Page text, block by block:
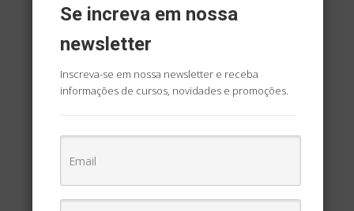
Se increva em nossa
newsletter
Inscreva-se em nossa newsletter e receba
informações de cursos, novidades e promoções.